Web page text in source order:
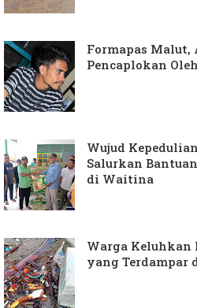
Formapas
Pencaplokan
Wujud
Salurkan
di Waitina
Warga Keluhkan
yang Terdampar